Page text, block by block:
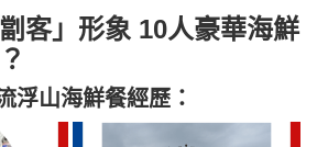
客」形象 10人豪華海鮮
浮山海鮮餐經歷：